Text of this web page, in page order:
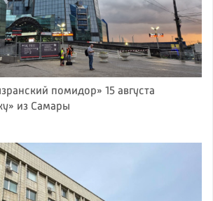
помидор» 15 августа
из Самары